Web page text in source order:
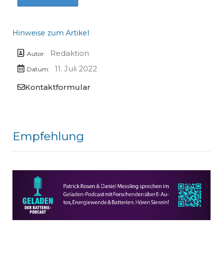
Hinweise zum Artikel
Autor: Redaktion
Datum:
11. Juli 2022
Kontaktformular
Empfehlung